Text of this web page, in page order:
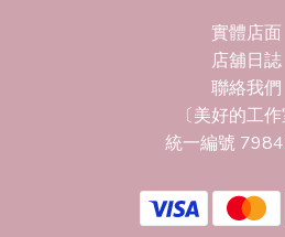
實體店面
店舖日誌
聯絡我們
〔美好的工作
統一編號